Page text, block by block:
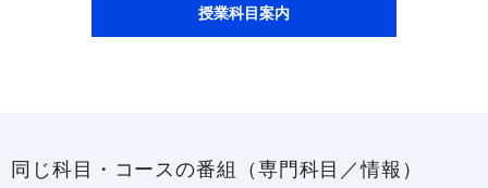
授業科目案内
同じ科目・コースの番組（専門科目／情報）